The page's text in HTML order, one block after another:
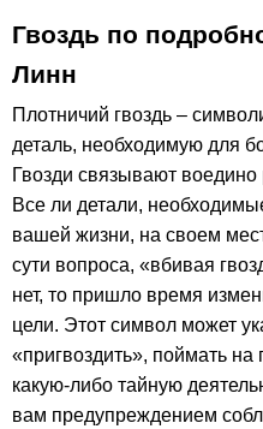
Гвоздь по
Линн
Плотничий гвоздь –
деталь, необходимую для
Гвозди связывают воедино
Все ли детали,
вашей жизни, на своем
сути вопроса, «вбивая
нет, то пришло время
цели. Этот символ может
«пригвоздить», поймать
какую-либо тайную
вам предупреждением